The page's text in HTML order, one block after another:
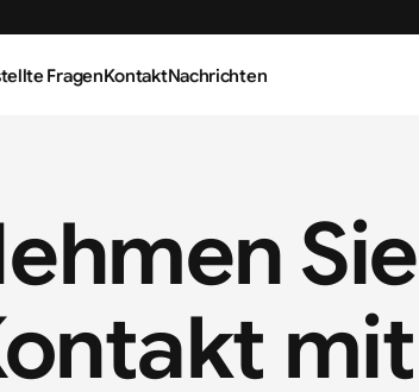
Sie
mit
FragenKontaktNachrichten